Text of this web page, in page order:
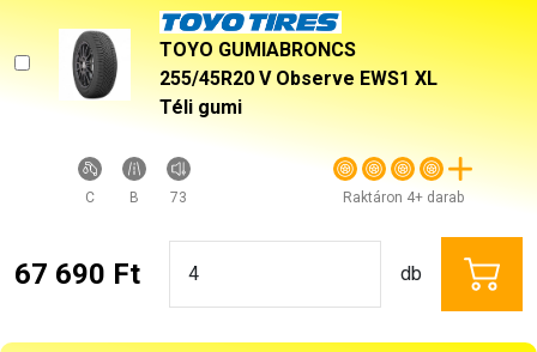
TOYO GUMIABRONCS
255/45R20 V Observe EWS1 XL
Téli gumi
C B 73 Raktáron 4+ darab
67 690 Ft db